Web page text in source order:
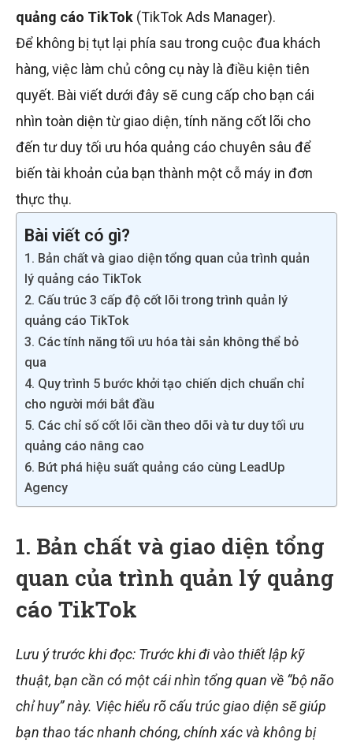
quảng cáo TikTok (TikTok Ads Manager).
Để không bị tụt lại phía sau trong cuộc đua khách
hàng, việc làm chủ công cụ này là điều kiện tiên
quyết. Bài viết dưới đây sẽ cung cấp cho bạn cái
nhìn toàn diện từ giao diện, tính năng cốt lõi cho
đến tư duy tối ưu hóa quảng cáo chuyên sâu để
biến tài khoản của bạn thành một cỗ máy in đơn
thực thụ.
Bài viết có gì?
1. Bản chất và giao diện tổng quan của trình quản
lý quảng cáo TikTok
2. Cấu trúc 3 cấp độ cốt lõi trong trình quản lý
quảng cáo TikTok
3. Các tính năng tối ưu hóa tài sản không thể bỏ
qua
4. Quy trình 5 bước khởi tạo chiến dịch chuẩn chỉ
cho người mới bắt đầu
5. Các chỉ số cốt lõi cần theo dõi và tư duy tối ưu
quảng cáo nâng cao
6. Bứt phá hiệu suất quảng cáo cùng LeadUp
Agency
1. Bản chất và giao diện tổng
quan của trình quản lý quảng
cáo TikTok
Lưu ý trước khi đọc: Trước khi đi vào thiết lập kỹ
thuật, bạn cần có một cái nhìn tổng quan về “bộ não
chỉ huy” này. Việc hiểu rõ cấu trúc giao diện sẽ giúp
bạn thao tác nhanh chóng, chính xác và không bị